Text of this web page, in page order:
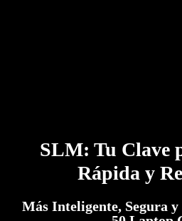
SLM: Tu Clave
Rápida y
Más Inteligente, Segura